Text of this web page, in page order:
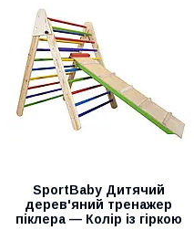
SportBaby Дитячий
дерев'яний тренажер
піклера — Колір із гіркою